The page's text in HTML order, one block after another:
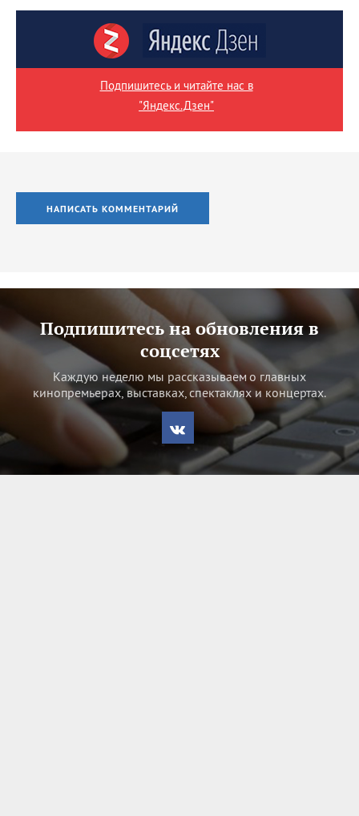
Подпишитесь и читайте нас в
"Яндекс.Дзен"
НАПИСАТЬ КОММЕНТАРИЙ
Подпишитесь на обновления в
соцсетях
Каждую неделю мы рассказываем о главных
кинопремьерах, выставках, спектаклях и концертах.